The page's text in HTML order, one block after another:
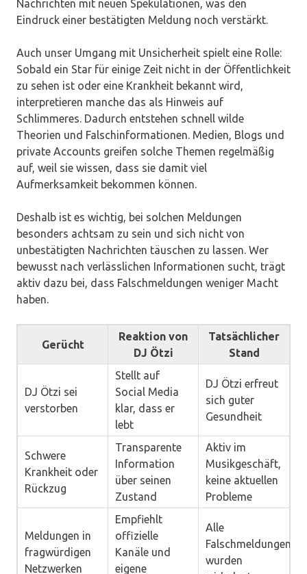
Nachrichten mit neuen Spekulationen, was den
Eindruck einer bestätigten Meldung noch verstärkt.
Auch unser Umgang mit Unsicherheit spielt eine Rolle:
Sobald ein Star für einige Zeit nicht in der Öffentlichkeit
zu sehen ist oder eine Krankheit bekannt wird,
interpretieren manche das als Hinweis auf
Schlimmeres. Dadurch entstehen schnell wilde
Theorien und Falschinformationen. Medien, Blogs und
private Accounts greifen solche Themen regelmäßig
auf, weil sie wissen, dass sie damit viel
Aufmerksamkeit bekommen können.
Deshalb ist es wichtig, bei solchen Meldungen
besonders achtsam zu sein und sich nicht von
unbestätigten Nachrichten täuschen zu lassen. Wer
bewusst nach verlässlichen Informationen sucht, trägt
aktiv dazu bei, dass Falschmeldungen weniger Macht
haben.
Gerücht
Reaktion von
DJ Ötzi
Tatsächlicher
Stand
DJ Ötzi sei
verstorben
Stellt auf
Social Media
klar, dass er
lebt
DJ Ötzi erfreut
sich guter
Gesundheit
Schwere
Krankheit oder
Rückzug
Transparente
Information
über seinen
Zustand
Aktiv im
Musikgeschäft,
keine aktuellen
Probleme
Meldungen in
fragwürdigen
Netzwerken
Empfiehlt
offizielle
Kanäle und
eigene
Alle
Falschmeldungen
wurden